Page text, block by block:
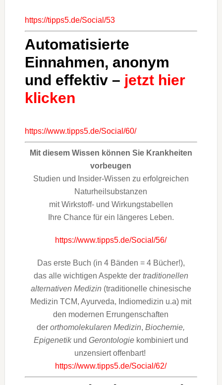
https://tipps5.de/Social/53
Automatisierte
Einnahmen, anonym
und effektiv – jetzt hier
klicken
https://www.tipps5.de/Social/60/
Mit diesem Wissen können Sie Krankheiten
vorbeugen
Studien und Insider-Wissen zu erfolgreichen
Naturheilsubstanzen
mit Wirkstoff- und Wirkungstabellen
Ihre Chance für ein längeres Leben.
https://www.tipps5.de/Social/56/
Das erste Buch (in 4 Bänden = 4 Bücher!),
das alle wichtigen Aspekte der traditionellen
alternativen Medizin (traditionelle chinesische
Medizin TCM, Ayurveda, Indiomedizin u.a) mit
den modernen Errungenschaften
derorthomolekularen Medizin,Biochemie,
Epigenetik und Gerontologiekombiniert und
unzensiert offenbart!
https://www.tipps5.de/Social/62/